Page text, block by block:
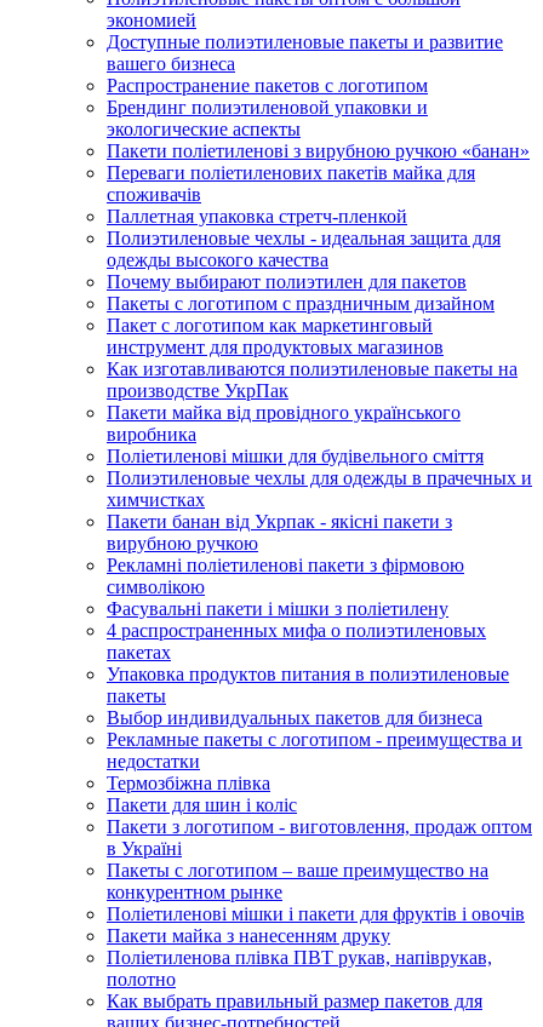
экономией
Доступные полиэтиленовые пакеты и развитие
вашего бизнеса
Распространение пакетов с логотипом
Брендинг полиэтиленовой упаковки и
экологические аспекты
Пакети поліетиленові з вирубною ручкою «банан»
Переваги поліетиленових пакетів майка для
споживачів
Паллетная упаковка стретч-пленкой
Полиэтиленовые чехлы - идеальная защита для
одежды высокого качества
Почему выбирают полиэтилен для пакетов
Пакеты с логотипом с праздничным дизайном
Пакет с логотипом как маркетинговый
инструмент для продуктовых магазинов
Как изготавливаются полиэтиленовые пакеты на
производстве УкрПак
Пакети майка від провідного українського
виробника
Поліетиленові мішки для будівельного сміття
Полиэтиленовые чехлы для одежды в прачечных и
химчистках
Пакети банан від Укрпак - якісні пакети з
вирубною ручкою
Рекламні поліетиленові пакети з фірмовою
символікою
Фасувальні пакети і мішки з поліетилену
4 распространенных мифа о полиэтиленовых
пакетах
Упаковка продуктов питания в полиэтиленовые
пакеты
Выбор индивидуальных пакетов для бизнеса
Рекламные пакеты с логотипом - преимущества и
недостатки
Термозбіжна плівка
Пакети для шин і коліс
Пакети з логотипом - виготовлення, продаж оптом
в Україні
Пакеты с логотипом – ваше преимущество на
конкурентном рынке
Поліетиленові мішки і пакети для фруктів і овочів
Пакети майка з нанесенням друку
Поліетиленова плівка ПВТ рукав, напіврукав,
полотно
Как выбрать правильный размер пакетов для
ваших бизнес-потребностей